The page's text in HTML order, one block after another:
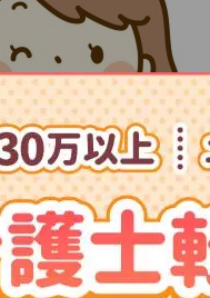
的な生活援助のこと。